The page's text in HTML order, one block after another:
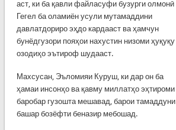
аст, ки ба қавли файласуфи бузурги олмонӣ
Гегел ба оламиён усули мутамаддини
давлатдориро эҳдо кардааст ва ҳамчун
бунёдгузори пояҳои нахустин низоми ҳуқуқу
озодиҳо эътироф шудааст.
Махсусан, Эъломияи Куруш, ки дар он ба
ҳамаи инсонҳо ва қавму миллатҳо эҳтироми
баробар гузошта мешавад, барои тамаддуни
башар бозёфти беназир мебошад.